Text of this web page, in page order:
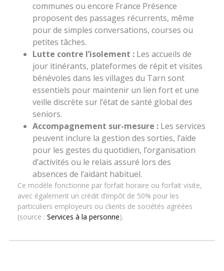
communes ou encore France Présence
proposent des passages récurrents, même
pour de simples conversations, courses ou
petites tâches.
Lutte contre l’isolement : Les accueils de
jour itinérants, plateformes de répit et visites
bénévoles dans les villages du Tarn sont
essentiels pour maintenir un lien fort et une
veille discrète sur l’état de santé global des
seniors.
Accompagnement sur-mesure : Les services
peuvent inclure la gestion des sorties, l’aide
pour les gestes du quotidien, l’organisation
d’activités ou le relais assuré lors des
absences de l’aidant habituel.
Ce modèle fonctionne par forfait horaire ou forfait visite,
avec également un crédit d’impôt de 50% pour les
particuliers employeurs ou clients de sociétés agréées
(source : Services à la personne).